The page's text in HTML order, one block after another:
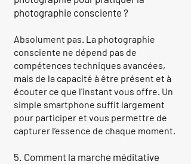
photographie consciente ?
Absolument pas. La photographie
consciente ne dépend pas de
compétences techniques avancées,
mais de la capacité à être présent et à
écouter ce que l'instant vous offre. Un
simple smartphone suffit largement
pour participer et vous permettre de
capturer l’essence de chaque moment.
5. Comment la marche méditative